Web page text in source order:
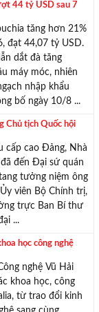
44 tỷ USD sau 7
tăng hơn 21%
đạt 44,07 tỷ USD.
dắt đà tăng
máy móc, nhiên
nhập khẩu
bố ngày 10/8 ...
Chủ tịch Quốc hội
cấp cao Đảng, Nhà
đến Đại sứ quán
tưởng niệm ông
viên Bộ Chính trị,
trực Ban Bí thư
...
học công nghệ
nghệ Vũ Hải
khoa học, công
từ trao đổi kinh